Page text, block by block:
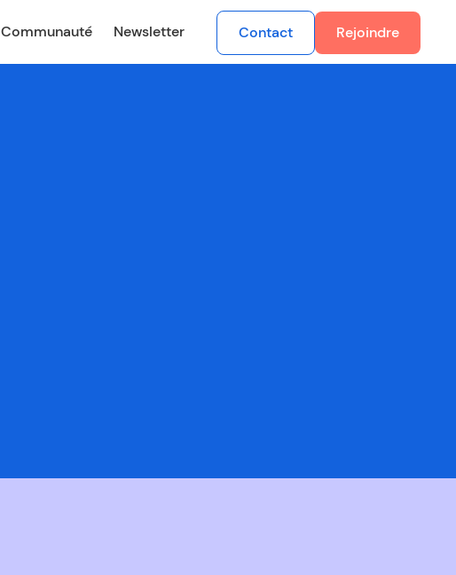
Communauté Newsletter Contact Rejoindre